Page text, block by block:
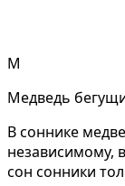
М
Медведь
В соннике
независимому,
сон сонники